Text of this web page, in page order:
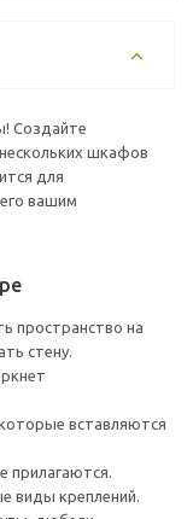
Создайте
шкафов
для
вашим
пространство на
стену.
вставляются
прилагаются.
виды креплений.